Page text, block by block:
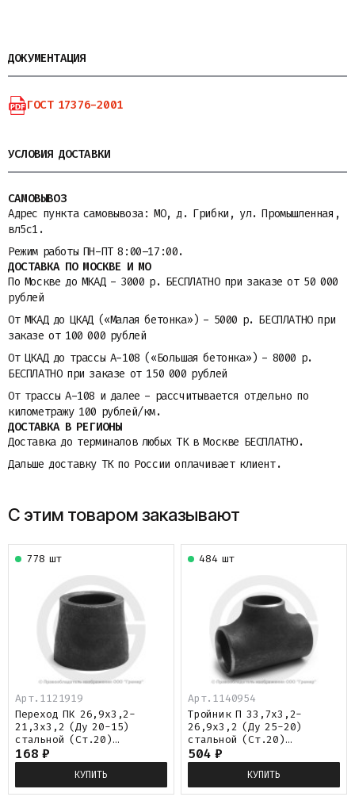
ДОКУМЕНТАЦИЯ
ГОСТ 17376-2001
УСЛОВИЯ ДОСТАВКИ
САМОВЫВОЗ
Адрес пункта самовывоза: МО, д. Грибки, ул. Промышленная,
вл5с1.
Режим работы ПН-ПТ 8:00–17:00.
ДОСТАВКА ПО МОСКВЕ И МО
По Москве до МКАД - 3000 р. БЕСПЛАТНО при заказе от 50 000
рублей
От МКАД до ЦКАД («Малая бетонка») - 5000 р. БЕСПЛАТНО при
заказе от 100 000 рублей
От ЦКАД до трассы A-108 («Большая бетонка») - 8000 р.
БЕСПЛАТНО при заказе от 150 000 рублей
От трассы A-108 и далее - рассчитывается отдельно по
километражу 100 рублей/км.
ДОСТАВКА В РЕГИОНЫ
Доставка до терминалов любых ТК в Москве БЕСПЛАТНО.
Дальше доставку ТК по России оплачивает клиент.
С этим товаром заказывают
Арт.1121919
778 шт
Переход ПК 26,9х3,2-
21,3х3,2 (Ду 20-15)
стальной (Ст.20)
концентрический исп.1
ГОСТ 17378
168 ₽
КУПИТЬ
Арт.1140954
484 шт
Тройник П 33,7х3,2-
26,9х3,2 (Ду 25-20)
стальной (Ст.20)
переходной исп.1 ГОСТ
17376
504 ₽
КУПИТЬ